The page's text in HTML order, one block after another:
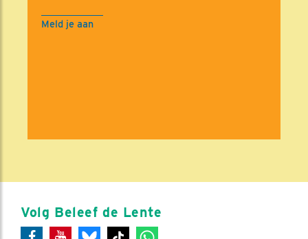
Meld je aan
Volg Beleef de Lente